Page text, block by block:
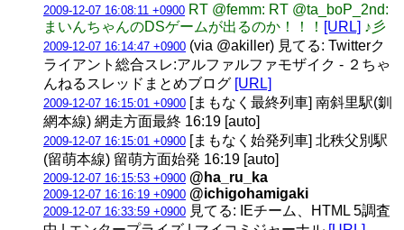
2009-12-07 16:08:11 +0900 RT @femm: RT @ta_boP_2nd:
まいんちゃんのDSゲームが出るのか！！！ [URL] ♪彡
2009-12-07 16:14:47 +0900 (via @akiller) 見てる: Twitterク
ライアント総合スレ:アルファルファモザイク - ２ちゃ
んねるスレッドまとめブログ [URL]
2009-12-07 16:15:01 +0900 [まもなく最終列車] 南斜里駅(釧
網本線) 網走方面最終 16:19 [auto]
2009-12-07 16:15:01 +0900 [まもなく始発列車] 北秩父別駅
(留萌本線) 留萌方面始発 16:19 [auto]
2009-12-07 16:15:53 +0900 @ha_ru_ka
2009-12-07 16:16:19 +0900 @ichigohamigaki
2009-12-07 16:33:59 +0900 見てる: IEチーム、HTML 5調査